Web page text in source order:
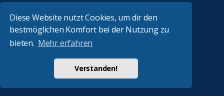
Diese Website nutzt Cookies, um dir den
bestmöglichen Komfort bei der Nutzung zu
bieten. Mehr erfahren
Verstanden!